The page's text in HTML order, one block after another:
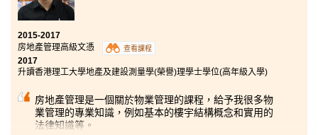
2015-2017
房地產管理高級文憑
查看課程
2017
升讀香港理工大學地產及建設測量學(榮譽)理學士學位(高年級入學)
房地產管理是一個關於物業管理的課程，給予我很多物
業管理的專業知識，例如基本的樓宇結構概念和實用的
法律知識等。